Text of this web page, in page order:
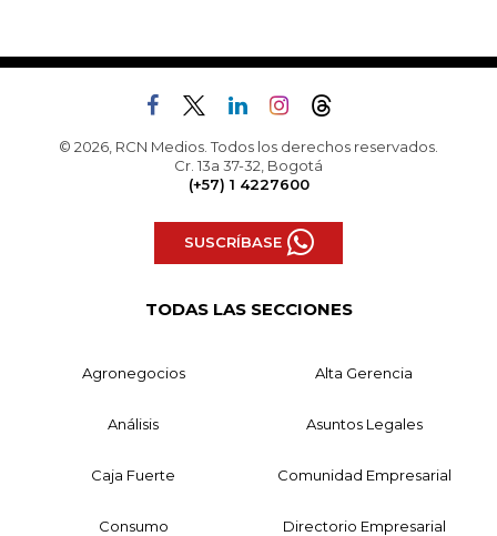
© 2026, RCN Medios. Todos los derechos reservados.
Cr. 13a 37-32, Bogotá
(+57) 1 4227600
SUSCRÍBASE
TODAS LAS SECCIONES
Agronegocios Alta Gerencia
Análisis Asuntos Legales
Caja Fuerte Comunidad Empresarial
Consumo Directorio Empresarial